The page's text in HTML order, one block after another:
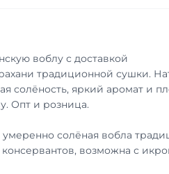
воблу с доставкой
традиционной сушки.
солёность, яркий аромат и
Опт и розница.
солёная вобла
консервантов, возможна с